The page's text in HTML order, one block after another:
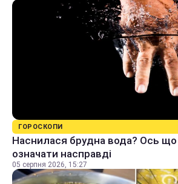
ГОРОСКОПИ
Наснилася брудна вода? Ось
означати насправді
05 серпня 2026, 15:27